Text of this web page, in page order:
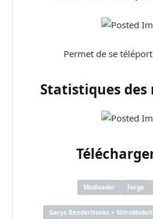
Permet de se
Statistiques
Modloader Forge
Garys RenderHooks +